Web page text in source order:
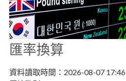
匯率換算
資料讀取時間：2026-08-07 17:46